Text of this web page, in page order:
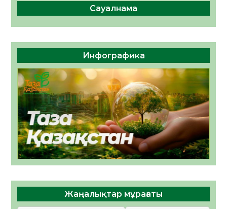
Сауалнама
Инфографика
Жаңалықтар мұрағаты